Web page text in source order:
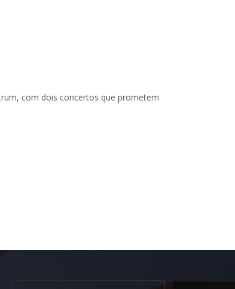
com dois concertos que prometem